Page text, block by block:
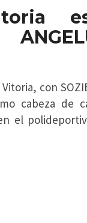
con
cabeza de
el